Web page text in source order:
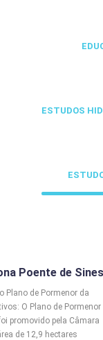
ESTUDOS
Poente de Sines
Plano de Pormenor da
O Plano de Pormenor
promovido pela Câmara
de 12,9 hectares